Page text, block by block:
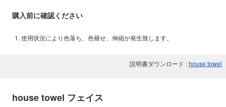
購入前に確認ください
使用状況により色落ち、色褪せ、伸縮が発生致します。
説明書ダウンロード :house towel
house towel フェイス